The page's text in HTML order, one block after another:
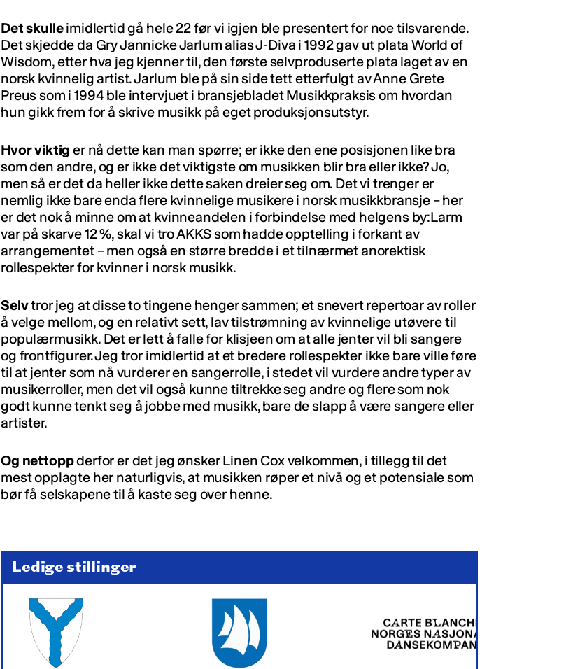
Det skulleimidlertid gå hele 22 før vi igjen ble presentert for noe tilsvarende.
Det skjedde da Gry Jannicke Jarlum alias J-Diva i 1992 gav ut plata World of
Wisdom, etter hva jeg kjenner til, den første selvproduserte plata laget av en
norsk kvinnelig artist. Jarlum ble på sin side tett etterfulgt av Anne Grete
Preus som i 1994 ble intervjuet i bransjebladet Musikkpraksis om hvordan
hun gikk frem for å skrive musikk på eget produksjonsutstyr.
Hvor viktig er nå dette kan man spørre; er ikke den ene posisjonen like bra
som den andre, og er ikke det viktigste om musikken blir bra eller ikke? Jo,
men så er det da heller ikke dette saken dreier seg om. Det vi trenger er
nemlig ikke bare enda flere kvinnelige musikere i norsk musikkbransje – her
er det nok å minne om at kvinneandelen i forbindelse med helgens by:Larm
var på skarve 12 %, skal vi tro AKKS som hadde opptelling i forkant av
arrangementet – men også en større bredde i et tilnærmet anorektisk
rollespekter for kvinner i norsk musikk.
Selvtror jeg at disse to tingene henger sammen; et snevert repertoar av roller
å velge mellom, og en relativt sett, lav tilstrømning av kvinnelige utøvere til
populærmusikk. Det er lett å falle for klisjeen om at alle jenter vil bli sangere
og frontfigurer. Jeg tror imidlertid at et bredere rollespekter ikke bare ville føre
til at jenter som nå vurderer en sangerrolle, i stedet vil vurdere andre typer av
musikerroller, men det vil også kunne tiltrekke seg andre og flere som nok
godt kunne tenkt seg å jobbe med musikk, bare de slapp å være sangere eller
artister.
Og nettoppderfor er det jeg ønsker Linen Cox velkommen, i tillegg til det
mest opplagte her naturligvis, at musikken røper et nivå og et potensiale som
bør få selskapene til å kaste seg over henne.
Ledige stillinger